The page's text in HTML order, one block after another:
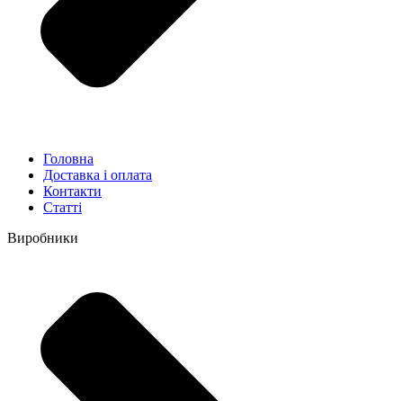
Головна
Доставка і оплата
Контакти
Статті
Виробники